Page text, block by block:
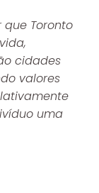
que Toronto
cidades
valores
uma